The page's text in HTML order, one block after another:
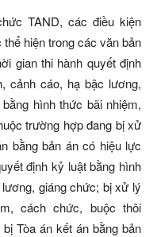
TAND, các điều kiện
hiện trong các văn bản
gian thi hành quyết định
cảnh cáo, hạ bậc lương,
hình thức bãi nhiệm,
trường hợp đang bị xử
bằng bản án có hiệu lực
định kỷ luật bằng hình
giáng chức; bị xử lý
cách chức, buộc thôi
Tòa án kết án bằng bản